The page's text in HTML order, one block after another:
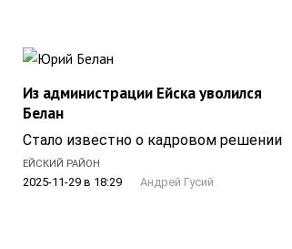
Из администрации Ейска уволился
Белан
Стало известно о кадровом решении
ЕЙСКИЙ РАЙОН
2025-11-29 в 18:29 Андрей Гусий